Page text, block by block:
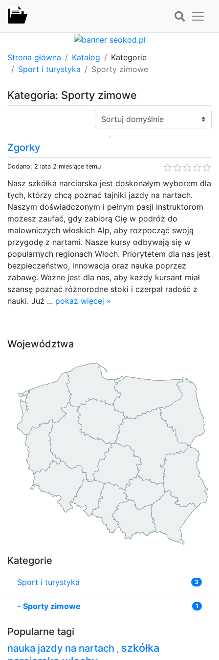
Strona główna Katalog
Kategorie
Sport i turystyka
Sporty zimowe
Kategoria: Sporty zimowe
Sortuj:
Zgorky
Dodano: 2 lata 2 miesiące temu
Nasz szkółka narciarska jest doskonałym wyborem dla
tych, którzy chcą poznać tajniki jazdy na nartach.
Naszym doświadczonym i pełnym pasji instruktorom
możesz zaufać, gdy zabiorą Cię w podróż do
malowniczych włoskich Alp, aby rozpocząć swoją
przygodę z nartami. Nasze kursy odbywają się w
popularnych regionach Włoch. Priorytetem dla nas jest
bezpieczeństwo, innowacja oraz nauka poprzez
zabawę. Ważne jest dla nas, aby każdy kursant miał
szansę poznać różnorodne stoki i czerpał radość z
nauki. Już ... pokaż więcej »
Województwa
Kategorie
Sport i turystyka 3
- Sporty zimowe 1
Popularne tagi
nauka jazdy na nartach , szkółka